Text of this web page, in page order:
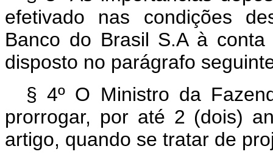
efetivado nas condições
Banco do Brasil S.A à
disposto no parágrafo
§ 4º O Ministro da
prorrogar, por até 2 (dois)
artigo, quando se tratar de